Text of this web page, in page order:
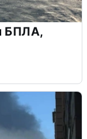
БПЛА,